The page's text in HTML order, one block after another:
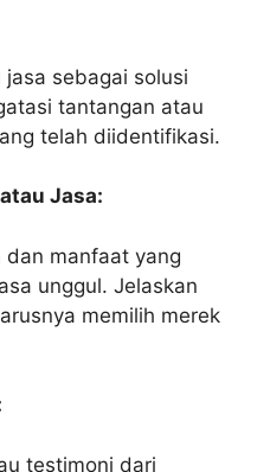
sebagai solusi
tantangan atau
telah diidentifikasi.
Jasa:
dan manfaat yang
unggul. Jelaskan
memilih merek
testimoni dari